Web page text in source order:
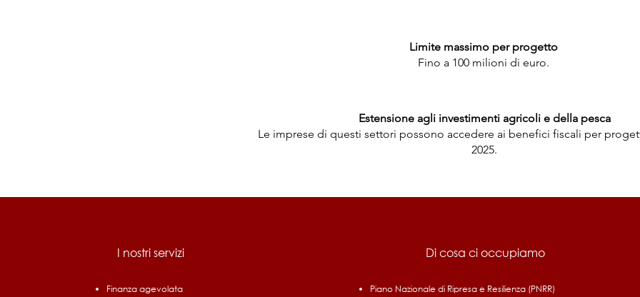
Limite massimo per progetto
Fino a 100 milioni di euro.
Estensione agli investimenti agricoli e della pesca
Le imprese di questi settori possono accedere ai benefici fiscali per
2025.
I nostri servizi
Finanza agevolata
Di cosa ci occupiamo
Piano Nazionale di Ripresa e Resilienza (PNRR)